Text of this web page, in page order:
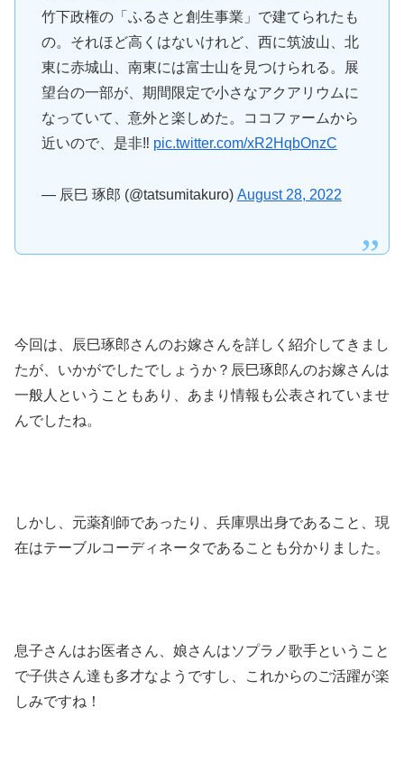
竹下政権の「ふるさと創生事業」で建てられたも
の。それほど高くはないけれど、西に筑波山、北
東に赤城山、南東には富士山を見つけられる。展
望台の一部が、期間限定で小さなアクアリウムに
なっていて、意外と楽しめた。ココファームから
近いので、是非‼️ pic.twitter.com/xR2HqbOnzC
— 辰巳 琢郎 (@tatsumitakuro) August 28, 2022
今回は、辰巳琢郎さんのお嫁さんを詳しく紹介してきまし
たが、いかがでしたでしょうか？辰巳琢郎んのお嫁さんは
一般人ということもあり、あまり情報も公表されていませ
んでしたね。
しかし、元薬剤師であったり、兵庫県出身であること、現
在はテーブルコーディネータであることも分かりました。
息子さんはお医者さん、娘さんはソプラノ歌手ということ
で子供さん達も多才なようですし、これからのご活躍が楽
しみですね！